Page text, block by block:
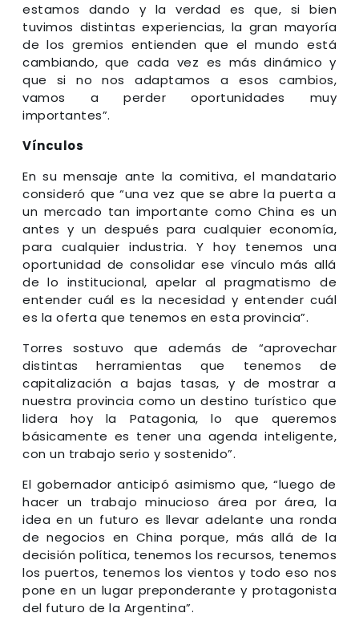
estamos dando y la verdad es que, si bien
tuvimos distintas experiencias, la gran mayoría
de los gremios entienden que el mundo está
cambiando, que cada vez es más dinámico y
que si no nos adaptamos a esos cambios,
vamos a perder oportunidades muy
importantes”.
Vínculos
En su mensaje ante la comitiva, el mandatario
consideró que “una vez que se abre la puerta a
un mercado tan importante como China es un
antes y un después para cualquier economía,
para cualquier industria. Y hoy tenemos una
oportunidad de consolidar ese vínculo más allá
de lo institucional, apelar al pragmatismo de
entender cuál es la necesidad y entender cuál
es la oferta que tenemos en esta provincia”.
Torres sostuvo que además de “aprovechar
distintas herramientas que tenemos de
capitalización a bajas tasas, y de mostrar a
nuestra provincia como un destino turístico que
lidera hoy la Patagonia, lo que queremos
básicamente es tener una agenda inteligente,
con un trabajo serio y sostenido”.
El gobernador anticipó asimismo que, “luego de
hacer un trabajo minucioso área por área, la
idea en un futuro es llevar adelante una ronda
de negocios en China porque, más allá de la
decisión política, tenemos los recursos, tenemos
los puertos, tenemos los vientos y todo eso nos
pone en un lugar preponderante y protagonista
del futuro de la Argentina”.